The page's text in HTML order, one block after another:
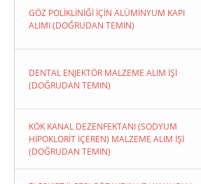
GÖZ POLİKLİNİĞİ İÇİN ALÜMİNYUM KAPI
ALIMI (DOĞRUDAN TEMIN)
DENTAL ENJEKTÖR MALZEME ALIM İŞİ
(DOĞRUDAN TEMIN)
KÖK KANAL DEZENFEKTANI (SODYUM
HİPOKLORİT İÇEREN) MALZEME ALIM İŞİ
(DOĞRUDAN TEMIN)